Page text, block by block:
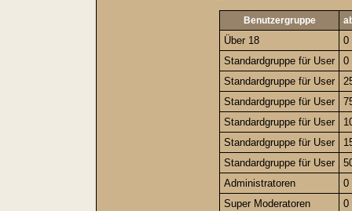
Benutzergruppe
Über 18
0
Standardgruppe für User
0
Standardgruppe für User
Standardgruppe für User
Standardgruppe für User
Standardgruppe für User
Standardgruppe für User
Administratoren
0
Super Moderatoren
0